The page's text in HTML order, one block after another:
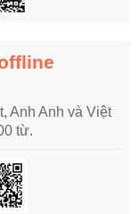
Anh Anh và Việt
từ.